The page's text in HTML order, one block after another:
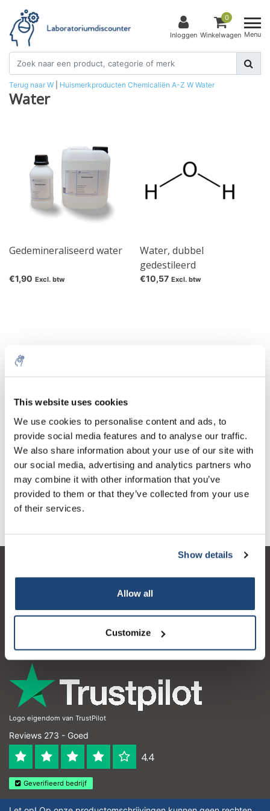
This website uses cookies
We use cookies to personalise content and ads, to
provide social media features and to analyse our traffic.
We also share information about your use of our site with
our social media, advertising and analytics partners who
may combine it with other information that you’ve
provided to them or that they’ve collected from your use
of their services.
Show details
Allow all
Customize
Inloggen
0
Winkelwagen Menu
Terug naar W Huismerkproducten Chemicaliën A-Z W Water
Water
Gedemineraliseerd water
€1,90 Excl. btw
Water, dubbel
gedestileerd
€10,57 Excl. btw
Water, LC-MS Grade
€46,04 Excl. btw
Klantenservice
Contactgegevens
Logo eigendom van TrustPilot
Reviews 273 - Goed
4.4
Geverifieerd bedrijf